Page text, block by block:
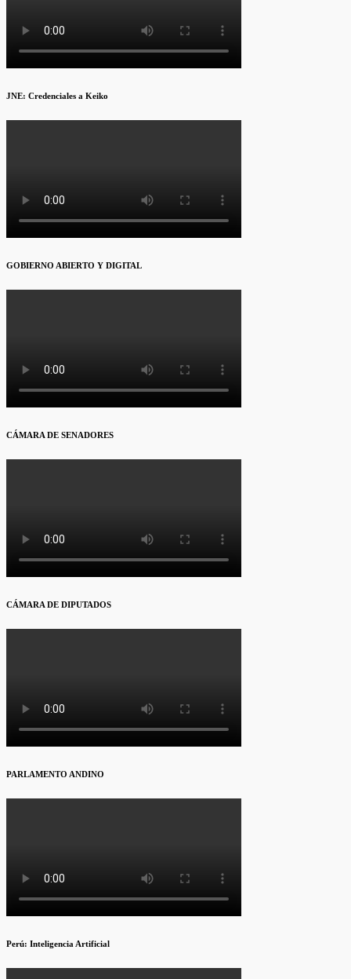
JNE: Credenciales a Keiko
GOBIERNO ABIERTO Y DIGITAL
CÁMARA DE SENADORES
CÁMARA DE DIPUTADOS
PARLAMENTO ANDINO
Perú: Inteligencia Artificial